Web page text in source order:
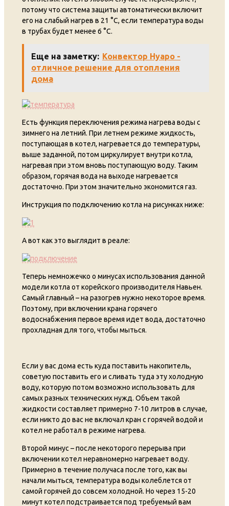
потому что система защиты автоматически включит
его на слабый нагрев в 21 °С, если температура воды
в трубах будет менее 6 °С.
Еще на заметку: Конвектор Нуаро -
отличное решение для отопления
дома
Есть функция переключения режима нагрева воды с
зимнего на летний. При летнем режиме жидкость,
поступающая в котел, нагревается до температуры,
выше заданной, потом циркулирует внутри котла,
нагревая при этом вновь поступающую воду. Таким
образом, горячая вода на выходе нагревается
достаточно. При этом значительно экономится газ.
Инструкция по подключению котла на рисунках ниже:
А вот как это выглядит в реале:
Теперь немножечко о минусах использования данной
модели котла от корейского производителя Навьен.
Самый главный – на разогрев нужно некоторое время.
Поэтому, при включении крана горячего
водоснабжения первое время идет вода, достаточно
прохладная для того, чтобы мыться.
Если у вас дома есть куда поставить накопитель,
советую поставить его и сливать туда эту холодную
воду, которую потом возможно использовать для
самых разных технических нужд. Объем такой
жидкости составляет примерно 7-10 литров в случае,
если никто до вас не включал кран с горячей водой и
котел не работал в режиме нагрева.
Второй минус – после некоторого перерыва при
включении котел неравномерно нагревает воду.
Примерно в течение получаса после того, как вы
начали мыться, температура воды колеблется от
самой горячей до совсем холодной. Но через 15-20
минут котел подстраивается под требуемый вам